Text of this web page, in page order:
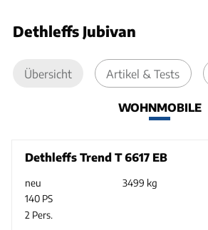
Dethleffs Jubivan
Übersicht Artikel & Tests
WOHNMOBILE
Dethleffs Trend T 6617 EB
neu
3499 kg
140 PS
2 Pers.